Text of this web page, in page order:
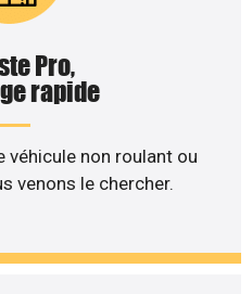
Pro,
rapide
véhicule non roulant ou
venons le chercher.